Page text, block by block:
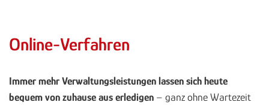
Online-Verfahren
Immer mehr Verwaltungsleistungen lassen sich heute
bequem von zuhause aus erledigen – ganz ohne Wartezeit